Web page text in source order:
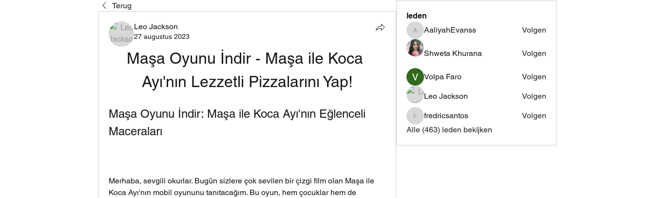
Terug
Leo Jackson
27 augustus 2023
Maşa Oyunu İndir - Maşa ile Koca
Ayı'nın Lezzetli Pizzalarını Yap!
Maşa Oyunu İndir: Maşa ile Koca Ayı'nın Eğlenceli
Maceraları
Merhaba, sevgili okurlar. Bugün sizlere çok sevilen bir çizgi film olan Maşa ile
Koca Ayı'nın mobil oyununu tanıtacağım. Bu oyun, hem çocuklar hem de
leden
AaliyahEvanss
AaliyahEvanss Volgen
Shweta Khurana Volgen
Volpa Faro Volgen
Leo Jackson Volgen
fredricsantos
fredricsantos
Volgen
Alle (463) leden bekijken